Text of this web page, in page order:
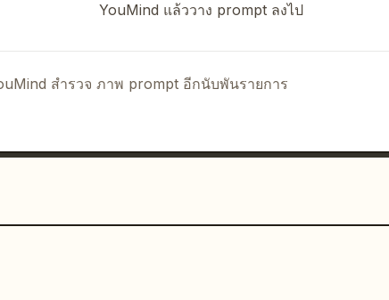
YouMind แล้ววาง prompt ลงไป
สำรวจ ภาพ prompt อีกนับพันรายการ